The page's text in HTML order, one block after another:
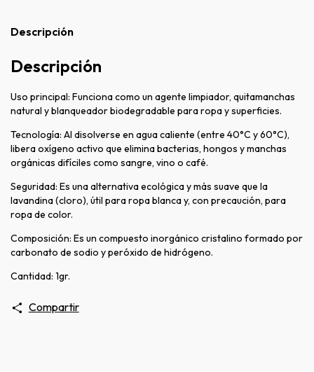
Descripción
Descripción
Uso principal: Funciona como un agente limpiador, quitamanchas
natural y blanqueador biodegradable para ropa y superficies.
Tecnología: Al disolverse en agua caliente (entre 40°C y 60°C),
libera oxígeno activo que elimina bacterias, hongos y manchas
orgánicas difíciles como sangre, vino o café.
Seguridad: Es una alternativa ecológica y más suave que la
lavandina (cloro), útil para ropa blanca y, con precaución, para
ropa de color.
Composición: Es un compuesto inorgánico cristalino formado por
carbonato de sodio y peróxido de hidrógeno.
Cantidad: 1gr.
Compartir